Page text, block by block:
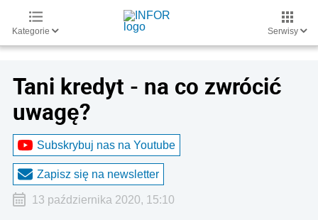
Kategorie Serwisy
Tani kredyt - na co zwrócić
uwagę?
Subskrybuj nas na Youtube
Zapisz się na newsletter
13 października 2020, 15:10